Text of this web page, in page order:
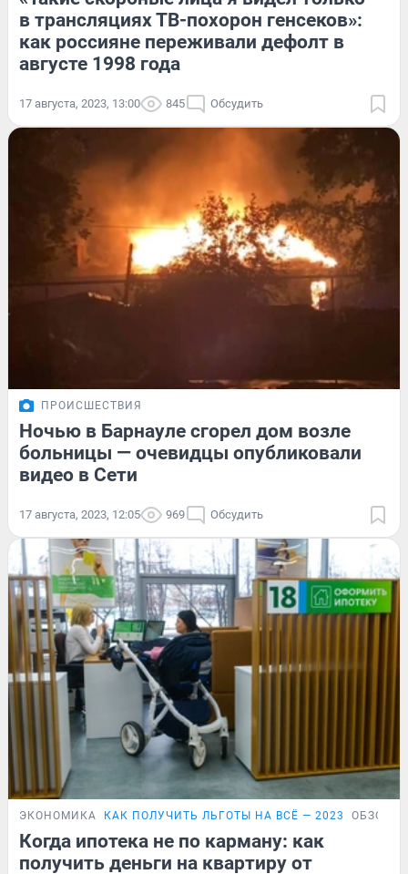
в трансляциях ТВ-похорон генсеков»:
как россияне переживали дефолт в
августе 1998 года
17 августа, 2023, 13:00 845 Обсудить
ПРОИСШЕСТВИЯ
Ночью в Барнауле сгорел дом возле
больницы — очевидцы опубликовали
видео в Сети
17 августа, 2023, 12:05 969 Обсудить
ЭКОНОМИКА КАК ПОЛУЧИТЬ ЛЬГОТЫ НА ВСЁ — 2023 ОБЗОР
Когда ипотека не по карману: как
получить деньги на квартиру от